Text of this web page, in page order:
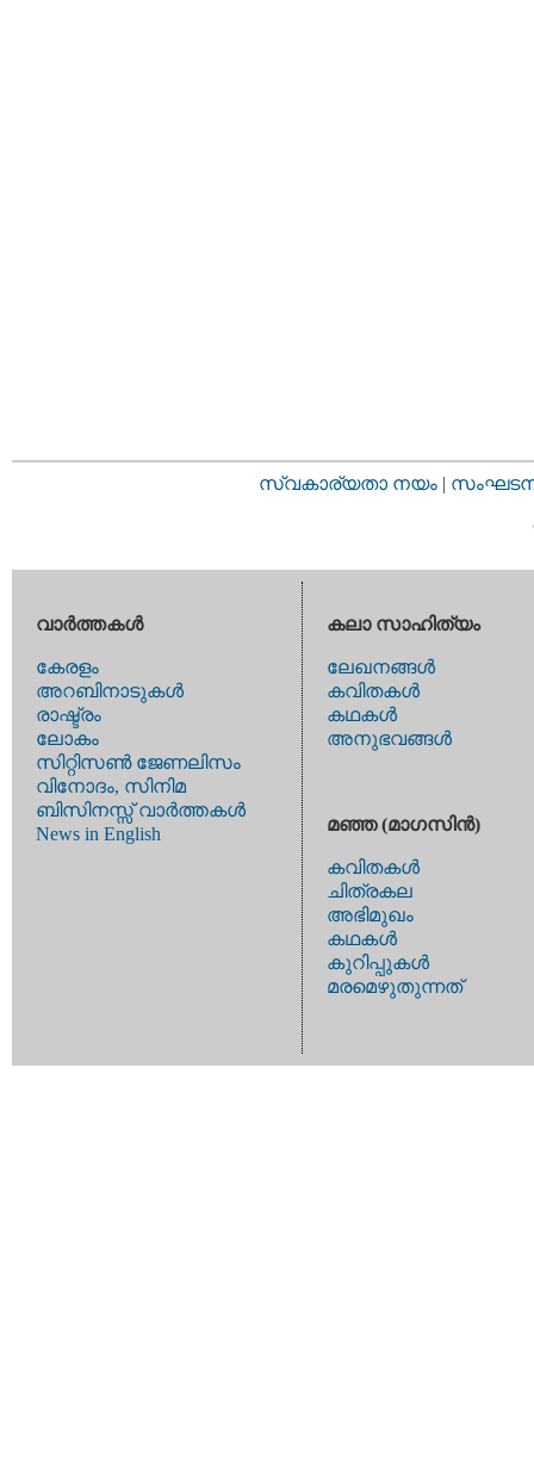
സ്വകാര്യതാ നയം |
വാര്‍ത്തകള്‍
കേരളം
അറബിനാടുകള്‍
രാഷ്ട്രം
ലോകം
സിറ്റിസണ്‍ ജേണലിസം
വിനോദം, സിനിമ
ബിസിനസ്സ് വാര്‍ത്തകള്‍
News in English
കലാ സാഹിത്യം
ലേഖനങ്ങള്‍
കവിതകള്‍
കഥകള്‍
അനുഭവങ്ങള്‍
മഞ്ഞ (മാഗസിന്‍)
കവിതകള്‍
ചിത്രകല
അഭിമുഖം
കഥകള്‍
കുറിപ്പുകള്‍
മരമെഴുതുന്നത്